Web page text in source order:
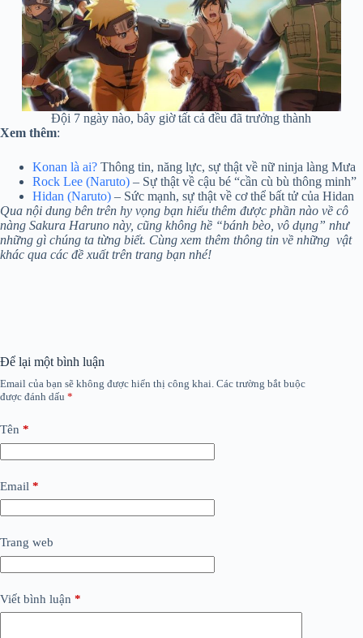
Đội 7 ngày nào, bây giờ tất cả đều đã trưởng thành
Xem thêm:
Konan là ai? Thông tin, năng lực, sự thật về nữ ninja làng Mưa
Rock Lee (Naruto) – Sự thật về cậu bé “cần cù bù thông minh”
Hidan (Naruto) – Sức mạnh, sự thật về cơ thể bất tử của Hidan
Qua nội dung bên trên hy vọng bạn hiểu thêm được phần nào về cô
nàng Sakura Haruno này, cũng không hề “bánh bèo, vô dụng” như
những gì chúng ta từng biết. Cùng xem thêm thông tin về những vật
khác qua các đề xuất trên trang bạn nhé!
Để lại một bình luận
Email của bạn sẽ không được hiển thị công khai. Các trường bắt buộc
được đánh dấu *
Tên *
Email *
Trang web
Viết bình luận *